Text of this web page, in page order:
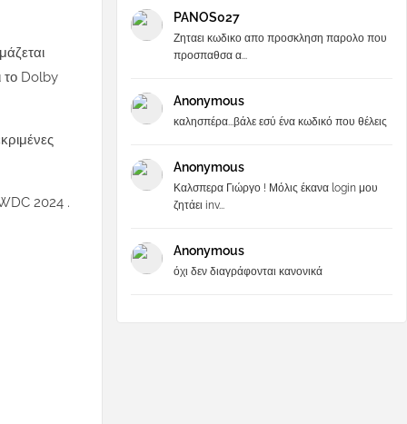
το Dolby
2024 .
PANOS027
Ζηταει κωδικο απο προσκληση παρολο που
προσπαθσα α...
Anonymous
καλησπέρα...βάλε εσύ ένα κωδικό που θέλεις
Anonymous
Καλσπερα Γιώργο ! Μόλις έκανα login μου
ζητάει inv...
Anonymous
όχι δεν διαγράφονται κανονικά